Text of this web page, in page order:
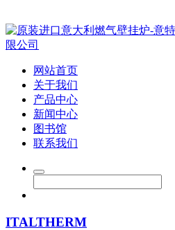
网站首页
关于我们
产品中心
新闻中心
图书馆
联系我们
ITALTHERM